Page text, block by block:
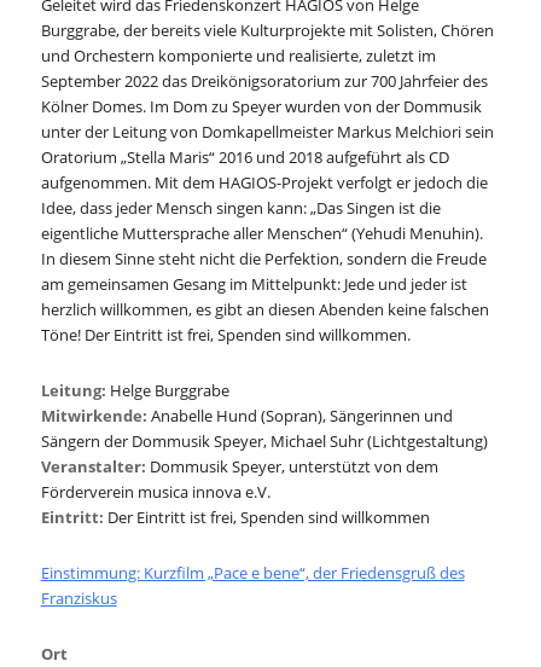
Geleitet wird das Friedenskonzert HAGIOS von Helge
Burggrabe, der bereits viele Kulturprojekte mit Solisten, Chören
und Orchestern komponierte und realisierte, zuletzt im
September 2022 das Dreikönigsoratorium zur 700 Jahrfeier des
Kölner Domes. Im Dom zu Speyer wurden von der Dommusik
unter der Leitung von Domkapellmeister Markus Melchiori sein
Oratorium „Stella Maris“ 2016 und 2018 aufgeführt als CD
aufgenommen. Mit dem HAGIOS-Projekt verfolgt er jedoch die
Idee, dass jeder Mensch singen kann: „Das Singen ist die
eigentliche Muttersprache aller Menschen“ (Yehudi Menuhin).
In diesem Sinne steht nicht die Perfektion, sondern die Freude
am gemeinsamen Gesang im Mittelpunkt: Jede und jeder ist
herzlich willkommen, es gibt an diesen Abenden keine falschen
Töne! Der Eintritt ist frei, Spenden sind willkommen.
Leitung: Helge Burggrabe
Mitwirkende: Anabelle Hund (Sopran), Sängerinnen und
Sängern der Dommusik Speyer, Michael Suhr (Lichtgestaltung)
Veranstalter: Dommusik Speyer, unterstützt von dem
Förderverein musica innova e.V.
Eintritt: Der Eintritt ist frei, Spenden sind willkommen
Einstimmung: Kurzfilm „Pace e bene“, der Friedensgruß des
Franziskus
Ort